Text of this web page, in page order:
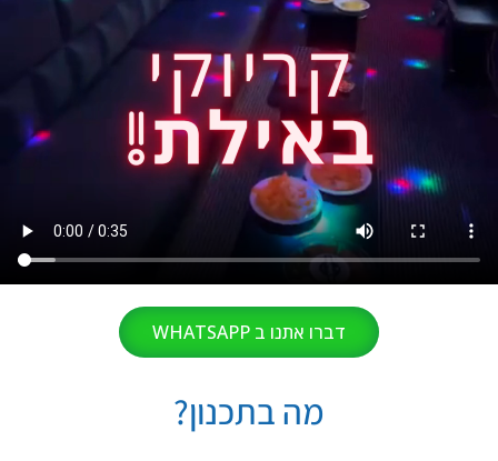
דברו אתנו ב WHATSAPP
מה בתכנון?